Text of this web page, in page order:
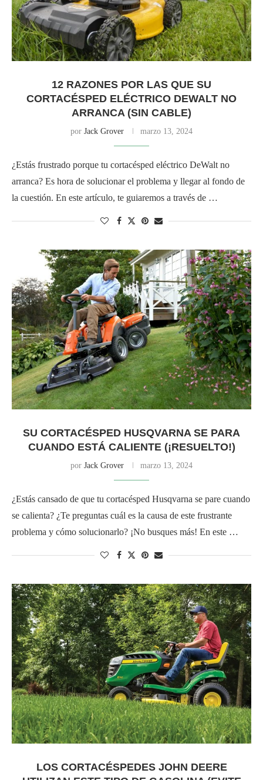
12 RAZONES POR LAS QUE SU
CORTACÉSPED ELÉCTRICO DEWALT NO
ARRANCA (SIN CABLE)
por Jack Grover marzo 13, 2024
¿Estás frustrado porque tu cortacésped eléctrico DeWalt no
arranca? Es hora de solucionar el problema y llegar al fondo de
la cuestión. En este artículo, te guiaremos a través de …
SU CORTACÉSPED HUSQVARNA SE PARA
CUANDO ESTÁ CALIENTE (¡RESUELTO!)
por Jack Grover marzo 13, 2024
¿Estás cansado de que tu cortacésped Husqvarna se pare cuando
se calienta? ¿Te preguntas cuál es la causa de este frustrante
problema y cómo solucionarlo? ¡No busques más! En este …
LOS CORTACÉSPEDES JOHN DEERE